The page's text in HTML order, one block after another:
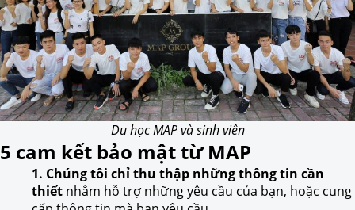
Du học MAP và sinh viên
5 cam kết bảo mật từ MAP
1. Chúng tôi chỉ thu thập những thông tin cần
thiết nhằm hỗ trợ những yêu cầu của bạn, hoặc cung